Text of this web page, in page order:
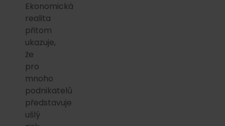
Ekonomická
realita
přitom
ukazuje,
že
pro
mnoho
podnikatelů
představuje
ušlý